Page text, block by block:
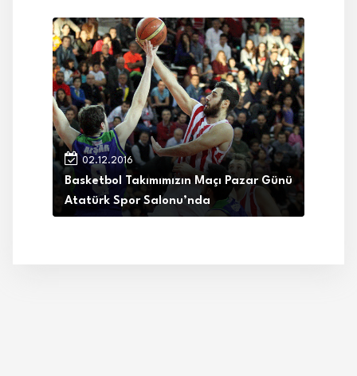
02.12.2016
Basketbol Takımımızın Maçı Pazar Günü
Atatürk Spor Salonu’nda